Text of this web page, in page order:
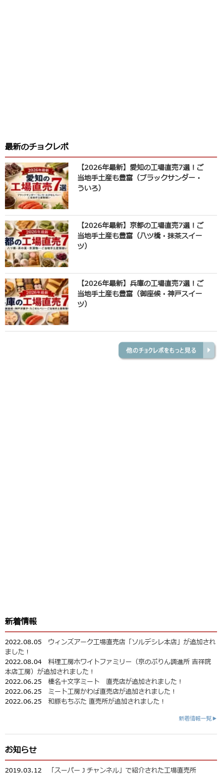
最新のチョクレポ
【2026年最新】愛知の工場直売7選！ご
当地手土産も豊富（ブラックサンダー・
ういろ）
【2026年最新】京都の工場直売7選！ご
当地手土産も豊富（八ツ橋・抹茶スイー
ツ）
【2026年最新】兵庫の工場直売7選！ご
当地手土産も豊富（御座候・神戸スイー
ツ）
新着情報
2022.08.05 ウィンズアーク工場直売店「ソルデシレ本店」が追加され
ました！
2022.08.04 料理工房ホワイトファミリー（京のぷりん調進所 吉祥院
本店工房）が追加されました！
2022.06.25 榛名十文字ミート 直売店が追加されました！
2022.06.25 ミート工房かわば直売店が追加されました！
2022.06.25 和豚もちぶた 直売所が追加されました！
新着情報一覧▶
お知らせ
2019.03.12
「スーパーＪチャンネル」で紹介された工場直売所